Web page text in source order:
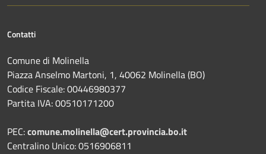
Contatti
Comune di Molinella
Piazza Anselmo Martoni, 1, 40062 Molinella (BO)
Codice Fiscale: 00446980377
Partita IVA: 00510171200
PEC:comune.molinella@cert.provincia.bo.it
Centralino Unico: 0516906811